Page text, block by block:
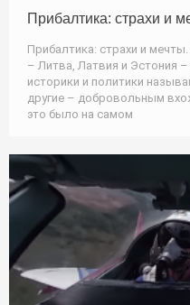
Прибалтика: страхи и
Прибалтика: страхи и
– Литва, Латвия и Эстония
историки и политики
другие – добровольным
это было на самом